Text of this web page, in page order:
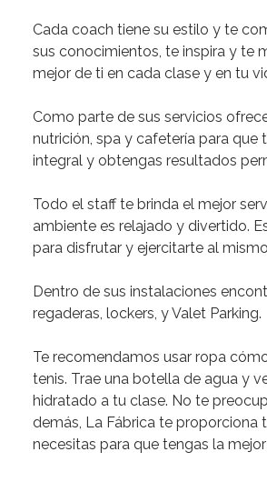
Cada coach tiene su estilo y te
sus conocimientos, te inspira y te
mejor de ti en cada clase y en tu
Como parte de sus servicios
nutrición, spa y cafetería para que
integral y obtengas resultados
Todo el staff te brinda el mejor
ambiente es relajado y divertido.
para disfrutar y ejercitarte al
Dentro de sus instalaciones
regaderas, lockers, y Valet Parking.
Te recomendamos usar ropa
tenis. Trae una botella de agua y
hidratado a tu clase. No te
demás, La Fábrica te proporciona
necesitas para que tengas la